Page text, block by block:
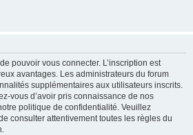
pouvoir vous connecter. L’inscription est
avantages. Les administrateurs du forum
supplémentaires aux utilisateurs inscrits.
vous d’avoir pris connaissance de nos
politique de confidentialité. Veuillez
consulter attentivement toutes les règles du